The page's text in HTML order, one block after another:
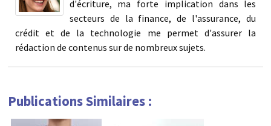
d'écriture, ma forte implication dans les
secteurs de la finance, de l'assurance, du
crédit et de la technologie me permet d'assurer la
rédaction de contenus sur de nombreux sujets.
Publications Similaires :